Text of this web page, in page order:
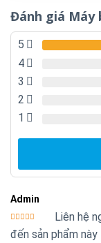
Đánh giá Máy
5
4
3
2
1
Admin
Được xếp
hạng 55
Liên hệ
đến sản phẩm này